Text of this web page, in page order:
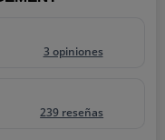
3 opiniones
239 reseñas